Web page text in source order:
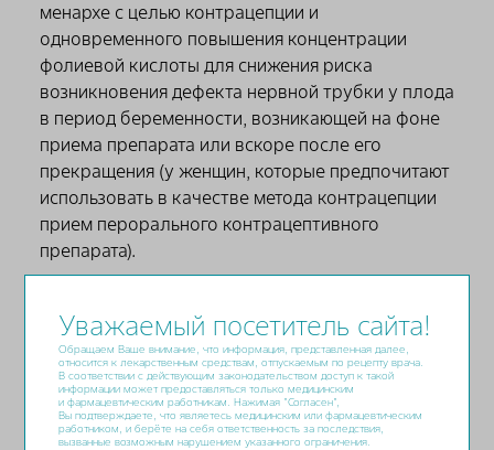
Уважаемый посетитель сайта!
Обращаем Ваше внимание, что информация, представленная далее,
относится к лекарственным средствам, отпускаемым по рецепту врача.
В соответствии с действующим законодательством доступ к такой
информации может предоставляться только медицинским
и фармацевтическим работникам. Нажимая "Согласен",
Вы подтверждаете, что являетесь медицинским или фармацевтическим
работником, и берёте на себя ответственность за последствия,
вызванные возможным нарушением указанного ограничения.
менархе с целью контрацепции и
одновременного повышения концентрации
фолиевой кислоты для снижения риска
возникновения дефекта нервной трубки у плода
в период беременности, возникающей на фоне
приема препарата или вскоре после его
прекращения (у женщин, которые предпочитают
использовать в качестве метода контрацепции
прием перорального контрацептивного
препарата).
форме выпуска:
Набор таблеток, покрытых пленочной
оболочкой: По 21 таблетке с комбинацией
действующих веществ и 7 вспомогательных
витаминных таблеток помещают в контурную